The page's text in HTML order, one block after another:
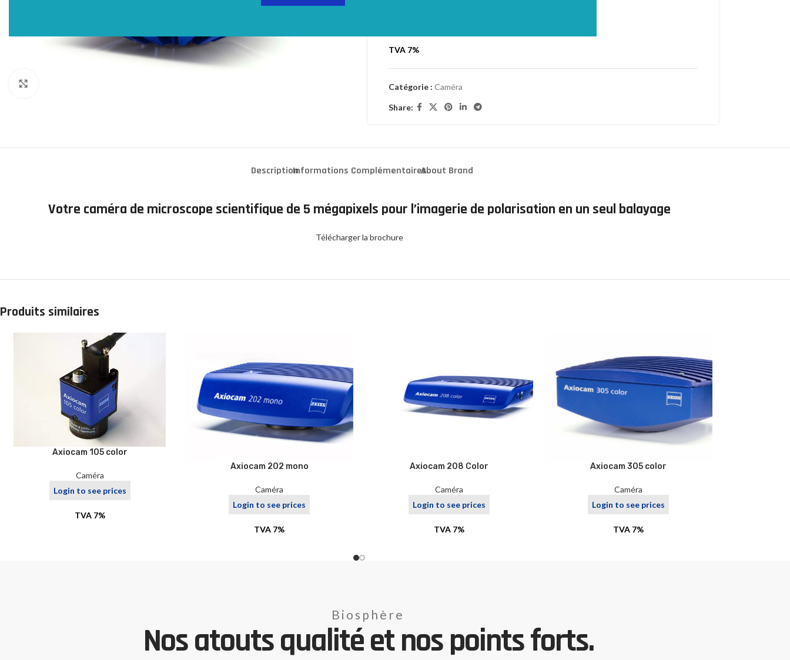
TVA 7%
Catégorie : Caméra
Share:
DescriptionInformations ComplémentairesAbout Brand
Votre caméra de microscope scientifique de 5 mégapixels pour l’imagerie de polarisation en un seul balayage
Télécharger la brochure
Produits similaires
Axiocam 105 color
Caméra
Login to see prices
TVA 7%
Axiocam 202 mono
Caméra
Login to see prices
TVA 7%
Axiocam 208 Color
Caméra
Login to see prices
TVA 7%
Axiocam 305 color
Caméra
Login to see prices
TVA 7%
Biosphère
Nos atouts qualité et nos points forts.